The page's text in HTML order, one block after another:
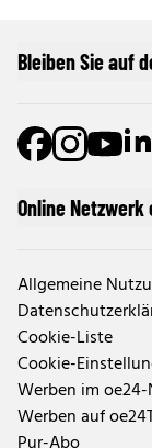
Online Netzwerk
Allgemeine
Cookie-Liste
Cookie-
Werben im
Werben auf
Bleiben Sie auf